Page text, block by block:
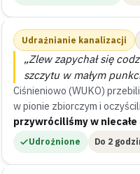
Udrażnianie kanalizacji
„Zlew zapychał się
szczytu w małym
Ciśnieniowo (WUKO)
w pionie zbiorczym i
przywróciliśmy w
Udrożnione Do 2